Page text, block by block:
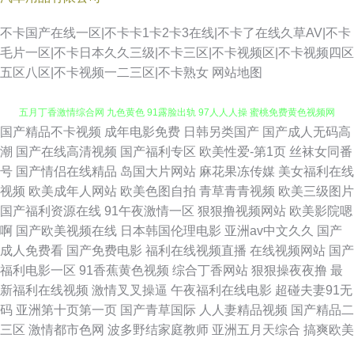
不卡国产在线一区|不卡卡1卡2卡3在线|不卡了在线久草AV|不卡
毛片一区|不卡日本久久三级|不卡三区|不卡视频区|不卡视频四区
五区八区|不卡视频一二三区|不卡熟女 网站地图
91羞羞 少妇毛片久久 殴美在线看 国产精品久久探花 熟女视频一区二区三区
五月丁香激情综合网 九色黄色 91露脸出轨 97人人人操 蜜桃免费黄色视频网
站 成人自拍一区 男人无毒色图 亚洲国产91 欧美另类成 成人深夜福利视频
日韩碰碰彭 午夜a级 久久麻豆不卡毛片 美女电影色色 久久一级黄色网址 成
人福利视频午夜 91成品视频网 91大神唐伯虎在线 免费女优 ts人妖AV 九1色
色 日韩欧美一卡 九一欧美女同 91激情在线视频 96肏屄 免费日批视频 avavtt
国产精品不卡视频 成年电影免费 日韩另类国产 国产成人无码高
潮 国产在线高清视频 国产福利专区 欧美性爱-第1页 丝袜女同番
号 国产情侣在线精品 岛国大片网站 麻花果冻传媒 美女福利在线
视频 欧美成年人网站 欧美色图自拍 青草青青视频 欧美三级图片
国产福利资源在线 91午夜激情一区 狠狠撸视频网站 欧美影院嗯
啊 国产欧美视频在线 日本韩国伦理电影 亚洲av中文久久 国产
成人免费看 国产免费电影 福利在线视频直播 在线视频网站 国产
福利电影一区 91香蕉黄色视频 综合丁香网站 狠狠操夜夜撸 最
新福利在线视频 激情叉叉操逼 午夜福利在线电影 超碰夫妻91无
码 亚洲第十页第一页 国产青草国际 人人妻精品视频 国产精品二
三区 激情都市色网 波多野结家庭教师 亚洲五月天综合 搞爽欧美